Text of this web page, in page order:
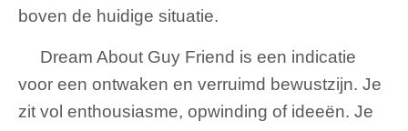
boven de huidige situatie.
Dream About Guy Friend is een indicatie
voor een ontwaken en verruimd bewustzijn. Je
zit vol enthousiasme, opwinding of ideeën. Je